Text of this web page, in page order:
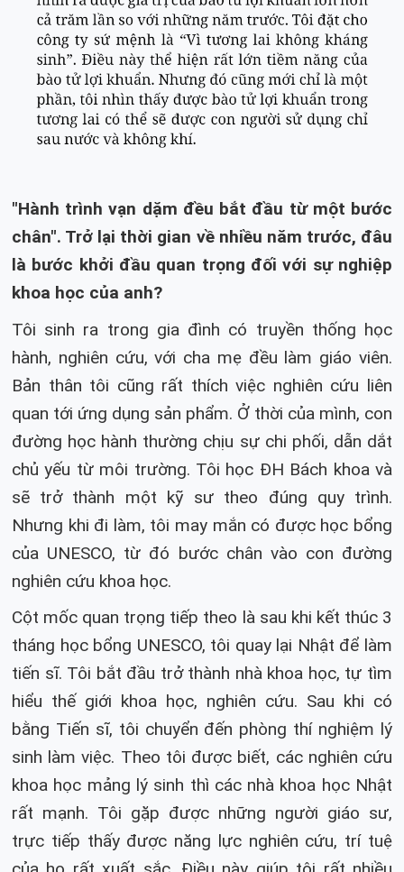
"Hành trình vạn dặm đều bắt đầu từ một bước
chân". Trở lại thời gian về nhiều năm trước, đâu
là bước khởi đầu quan trọng đối với sự nghiệp
khoa học của anh?
Tôi sinh ra trong gia đình có truyền thống học
hành, nghiên cứu, với cha mẹ đều làm giáo viên.
Bản thân tôi cũng rất thích việc nghiên cứu liên
quan tới ứng dụng sản phẩm. Ở thời của mình, con
đường học hành thường chịu sự chi phối, dẫn dắt
chủ yếu từ môi trường. Tôi học ĐH Bách khoa và
sẽ trở thành một kỹ sư theo đúng quy trình.
Nhưng khi đi làm, tôi may mắn có được học bổng
của UNESCO, từ đó bước chân vào con đường
nghiên cứu khoa học.
Cột mốc quan trọng tiếp theo là sau khi kết thúc 3
tháng học bổng UNESCO, tôi quay lại Nhật để làm
tiến sĩ. Tôi bắt đầu trở thành nhà khoa học, tự tìm
hiểu thế giới khoa học, nghiên cứu. Sau khi có
bằng Tiến sĩ, tôi chuyển đến phòng thí nghiệm lý
sinh làm việc. Theo tôi được biết, các nghiên cứu
khoa học mảng lý sinh thì các nhà khoa học Nhật
rất mạnh. Tôi gặp được những người giáo sư,
trực tiếp thấy được năng lực nghiên cứu, trí tuệ